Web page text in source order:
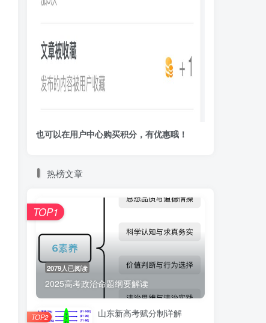
也可以在用户中心购买积分，有优惠哦！
热榜文章
2079人已阅读
2025高考政治命题纲要解读
TOP1
山东新高考赋分制详解
TOP2